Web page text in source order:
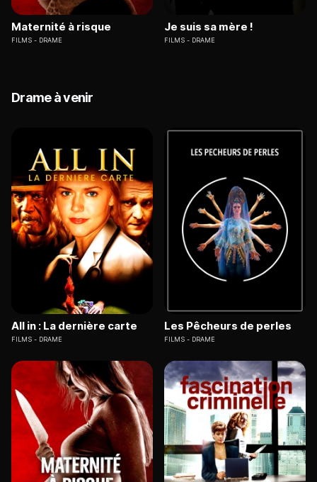
Maternité à risque
FILMS DRAME
Je suis sa mère !
FILMS DRAME
Drame à venir
All in : La dernière carte
FILMS DRAME
Les Pêcheurs de perles
FILMS DRAME